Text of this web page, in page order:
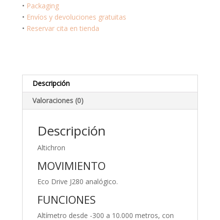
• Packaging
• Envíos y devoluciones gratuitas
• Reservar cita en tienda
Descripción
Valoraciones (0)
Descripción
Altichron
MOVIMIENTO
Eco Drive J280 analógico.
FUNCIONES
Altímetro desde -300 a 10.000 metros, con